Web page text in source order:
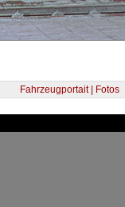
Fahrzeugportait | Fotos